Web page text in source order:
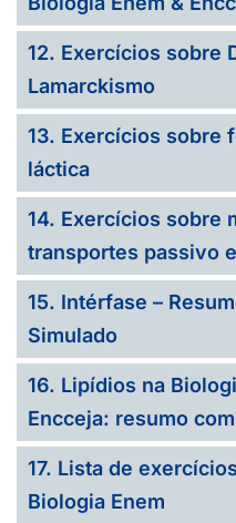
12. Exercícios sobre
Lamarckismo
13. Exercícios sobre
láctica
14. Exercícios sobre
transportes passivo
15. Intérfase –
Simulado
16. Lipídios na
Encceja: resumo
17. Lista de
Biologia Enem